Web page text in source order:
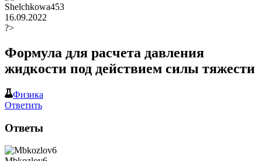
Shelchkowa453
16.09.2022
?>
Формула для расчета давления
жидкости под действием силы тяжести
Физика
Ответить
Ответы